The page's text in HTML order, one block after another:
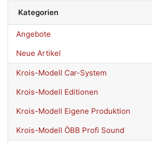
Kategorien
Angebote
Neue Artikel
Krois-Modell Car-System
Krois-Modell Editionen
Krois-Modell Eigene Produktion
Krois-Modell ÖBB Profi Sound